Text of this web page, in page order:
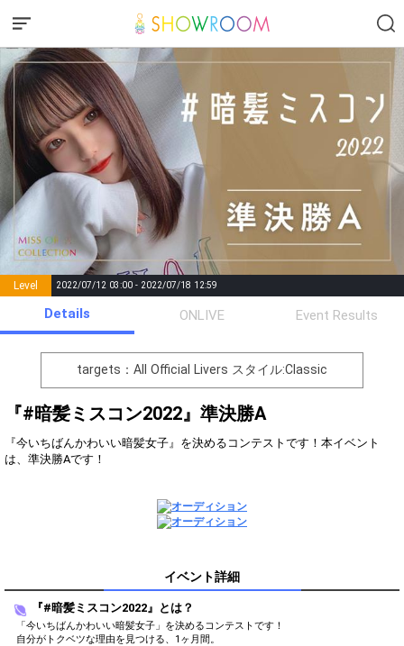
Level 2022/07/12 03:00 - 2022/07/18 12:59
Points List of Goal
number of
positions
Rema
Event Begins!
元気よく自己紹介をしてみよ
う！
500
前を呼んでみよう！
あなたの夢を発表しよう！
好きなマンガを発表してみよ
う！
8 15000
あなたの好きなアーティスト
を発表してみよう！
Details ONLIVE Event Results
targets：All Official Livers スタイル:Classic
『#暗髪ミスコン2022』準決勝A
『今いちばんかわいい暗髪女子』を決めるコンテストです！本イベント
は、準決勝Aです！
イベント詳細
『#暗髪ミスコン2022』とは？
「今いちばんかわいい暗髪女子」を決めるコンテストです！
自分がトクベツな理由を見つける、1ヶ月間。